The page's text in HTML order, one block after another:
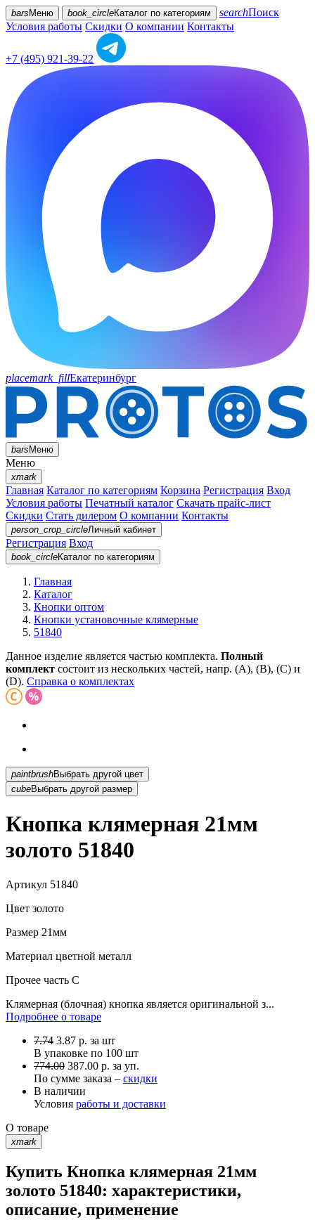
bars Меню book_circleКаталог по категориям searchПоиск
Условия работы Скидки О компании Контакты
+7 (495) 921-39-22
placemark_fillЕкатеринбург
barsМеню
Меню
xmark
Главная Каталог по категориям Корзина Регистрация Вход
Условия работы Печатный каталог Скачать прайс-лист
Скидки Стать дилером О компании Контакты
person_crop_circleЛичный кабинет
Регистрация Вход
book_circleКаталог по категориям
Главная
Каталог
Кнопки оптом
Кнопки установочные клямерные
51840
Данное изделие является частью комплекта. Полный
комплект состоит из нескольких частей, напр. (А), (B), (С) и
(D). Справка о комплектах
paintbrush
Выбрать другой цвет
cubeВыбрать другой размер
Кнопка клямерная 21мм
золото 51840
Артикул 51840
Цвет золото
Размер 21мм
Материал цветной металл
Прочее часть C
Клямерная (блочная) кнопка является оригинальной з...
Подробнее о товаре
7.74 3.87 р. за шт
В упаковке по 100 шт
774.00 387.00 р. за уп.
По сумме заказа – скидки
В наличии
Условия работы и доставки
О товаре
xmark
Купить Кнопка клямерная 21мм
золото 51840: характеристики,
описание, применение